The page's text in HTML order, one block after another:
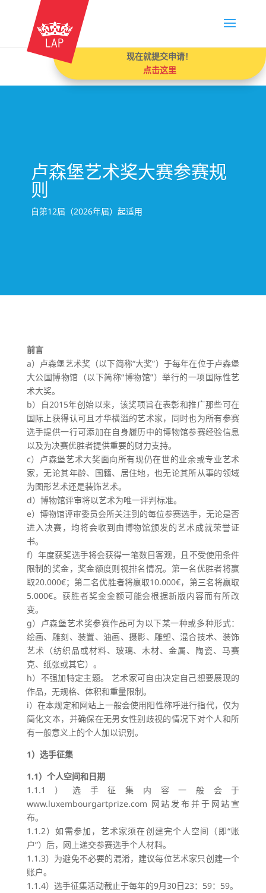
现在就提交申请！
点击这里
卢森堡艺术奖大赛参赛规
则
自第12届（2026年届）起适用
前言
a）卢森堡艺术奖（以下简称“大奖”）于每年在位于卢森堡
大公国博物馆（以下简称“博物馆”）举行的一项国际性艺
术大奖。
b）自2015年创始以来，该奖项旨在表彰和推广那些可在
国际上获得认可且才华横溢的艺术家，同时也为所有参赛
选手提供一行可添加在自身履历中的博物馆参赛经验信息
以及为决赛优胜者提供重要的财力支持。
c）卢森堡艺术大奖面向所有现仍在世的业余或专业艺术
家，无论其年龄、国籍、居住地，也无论其所从事的领域
为图形艺术还是装饰艺术。
d）博物馆评审将以艺术为唯一评判标准。
e）博物馆评审委员会所关注到的每位参赛选手，无论是否
进入决赛，均将会收到由博物馆颁发的艺术成就荣誉证
书。
f）年度获奖选手将会获得一笔数目客观，且不受使用条件
限制的奖金，奖金额度则视排名情况。第一名优胜者将赢
取20.000€；第二名优胜者将赢取10.000€，第三名将赢取
5.000€。获胜者奖金金额可能会根据新版内容而有所改
变。
g）卢森堡艺术奖参赛作品可为以下某一种或多种形式：
绘画、雕刻、装置、油画、摄影、雕塑、混合技术、装饰
艺术（纺织品或材料、玻璃、木材、金属、陶瓷、马赛
克、纸张或其它）。
h）不强加特定主题。 艺术家可自由决定自己想要展现的
作品，无规格、体积和重量限制。
i）在本规定和网站上一般会使用阳性称呼进行指代，仅为
简化文本，并确保在无男女性别歧视的情况下对个人和所
有一般意义上的个人加以识别。
1）选手征集
1.1）个人空间和日期
1.1.1）选手征集内容一般会于
www.luxembourgartprize.com 网站发布并于网站宣
布。
1.1.2）如需参加，艺术家须在创建完个人空间（即“账
户”）后，网上递交参赛选手个人材料。
1.1.3）为避免不必要的混淆，建议每位艺术家只创建一个
账户。
1.1.4）选手征集活动截止于每年的9月30日23：59：59。